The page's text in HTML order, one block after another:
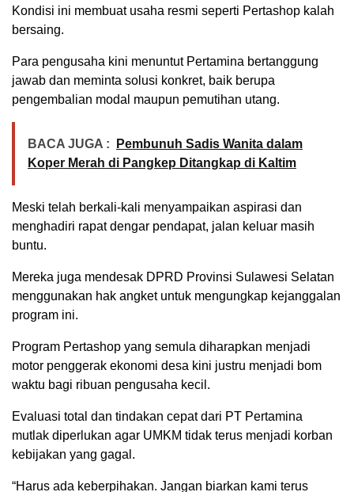
Kondisi ini membuat usaha resmi seperti Pertashop kalah
bersaing.
Para pengusaha kini menuntut Pertamina bertanggung
jawab dan meminta solusi konkret, baik berupa
pengembalian modal maupun pemutihan utang.
BACA JUGA :
Pembunuh Sadis Wanita dalam
Koper Merah di Pangkep Ditangkap di Kaltim
Meski telah berkali-kali menyampaikan aspirasi dan
menghadiri rapat dengar pendapat, jalan keluar masih
buntu.
Mereka juga mendesak DPRD Provinsi Sulawesi Selatan
menggunakan hak angket untuk mengungkap kejanggalan
program ini.
Program Pertashop yang semula diharapkan menjadi
motor penggerak ekonomi desa kini justru menjadi bom
waktu bagi ribuan pengusaha kecil.
Evaluasi total dan tindakan cepat dari PT Pertamina
mutlak diperlukan agar UMKM tidak terus menjadi korban
kebijakan yang gagal.
“Harus ada keberpihakan. Jangan biarkan kami terus